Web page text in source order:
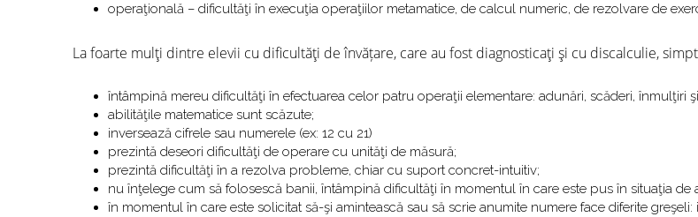
operaţională – dificultăţi în execuţia operaţiilor metamatice, de calcul numeric, de rezolvare de
La foarte mulţi dintre elevii cu dificultăţi de învățare, care au fost diagnosticaţi şi cu discalculie,
întâmpină mereu dificultăţi în efectuarea celor patru operaţii elementare: adunări, scăderi, înmulţiri
abilităţile matematice sunt scăzute;
inversează cifrele sau numerele (ex: 12 cu 21)
prezintă deseori dificultăţi de operare cu unităţi de măsură;
prezintă dificultăţi în a rezolva probleme, chiar cu suport concret-intuitiv;
nu înţelege cum să folosescă banii, întâmpină dificultăţi în momentul în care este pus în situaţia
în momentul în care este solicitat să-şi amintească sau să scrie anumite numere face diferite